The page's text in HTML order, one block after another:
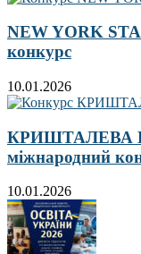
NEW YORK
конкурс
10.01.2026
КРИШТАЛЕВА
міжнародний
10.01.2026